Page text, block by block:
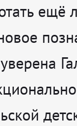
ещё